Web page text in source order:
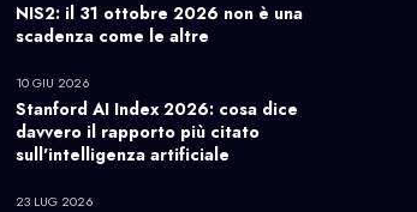
NIS2: il 31 ottobre 2026 non è una
scadenza come le altre
10 GIU 2026
Stanford AI Index 2026: cosa dice
davvero il rapporto più citato
sull'intelligenza artificiale
23 LUG 2026